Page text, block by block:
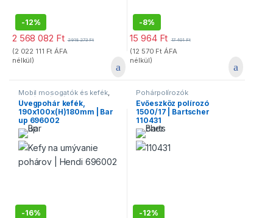
-12%
2 568 082 Ft 2 918 273Ft
(2 022 111 Ft ÁFA
nélkül)
-8%
15 964 Ft 17 401Ft
(12 570 Ft ÁFA
nélkül)
Mobil mosogatók és kefék,
Pohárpolírozók
Üvegpohár kefék,
190x100x(H)180mm | Bar
up 696002
-16%
Pohárpolírozók
Evőeszköz polírozó
1500/17 | Bartscher
110431
-12%